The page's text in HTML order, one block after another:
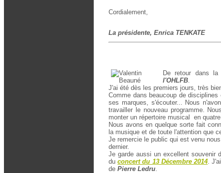
Cordialement,
La présidente, Enrica TENKATE
De retour dans
l'OHLFB
J'ai été dès les premiers jours, très
Comme dans beaucoup de
ses marques, s'écouter... Nous
travailler le nouveau programme.
monter un répertoire musical en
Nous avons en quelque sorte fait
la musique et de toute l'attention que
Je remercie le public qui est venu
dernier.
Je garde aussi un excellent souvenir
duconcert du 13 Décembre 2014.
de Pierre Ledru